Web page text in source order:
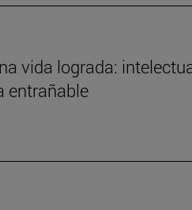
vida lograda:
entrañable